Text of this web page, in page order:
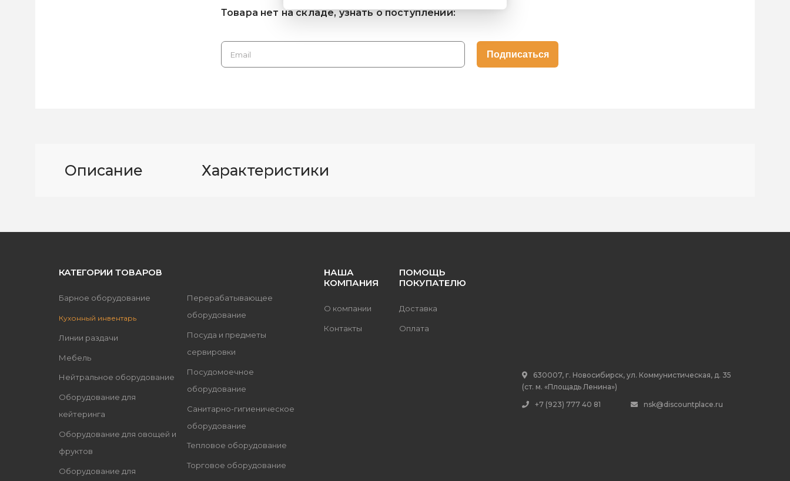
Товара нет на складе, узнать о поступлении:
Описание Характеристики
КАТЕГОРИИ ТОВАРОВ
Барное оборудование
Кухонный инвентарь
Линии раздачи
Мебель
Нейтральное оборудование
Оборудование для
кейтеринга
Оборудование для овощей и
фруктов
Оборудование для
Перерабатывающее
оборудование
Посуда и предметы
сервировки
Посудомоечное
оборудование
Санитарно-гигиеническое
оборудование
Тепловое оборудование
Торговое оборудование
НАША
КОМПАНИЯ
О компании
Контакты
ПОМОЩЬ
ПОКУПАТЕЛЮ
Доставка
Оплата
630007, г. Новосибирск, ул. Коммунистическая, д. 35
(ст. м. «Площадь Ленина»)
+7 (923) 777 40 81
nsk@discountplace.ru